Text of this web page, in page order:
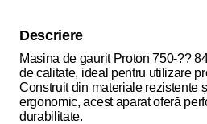
Descriere
Masina de gaurit Proton 750-??
de calitate, ideal pentru utilizare
Construit din materiale rezistente
ergonomic, acest aparat oferă
durabilitate.